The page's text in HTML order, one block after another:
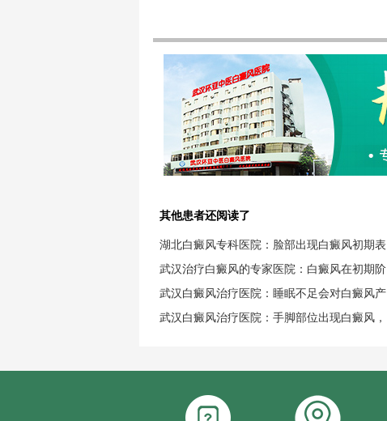
其他患者还阅读了
湖北白癜风专科医院：脸部出现白癜风初期表
武汉治疗白癜风的专家医院：白癜风在初期阶
武汉白癜风治疗医院：睡眠不足会对白癜风产
武汉白癜风治疗医院：手脚部位出现白癜风，